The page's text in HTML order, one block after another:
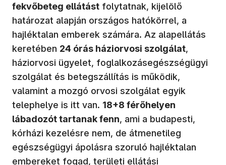
fekvőbeteg ellátást folytatnak, kijelölő
határozat alapján országos hatókörrel, a
hajléktalan emberek számára. Az alapellátás
keretében 24 órás háziorvosi szolgálat,
háziorvosi ügyelet, foglalkozásegészségügyi
szolgálat és betegszállítás is működik,
valamint a mozgó orvosi szolgálat egyik
telephelye is itt van. 18+8 férőhelyen
lábadozót tartanak fenn, ami a budapesti,
kórházi kezelésre nem, de átmenetileg
egészségügyi ápolásra szoruló hajléktalan
embereket fogad, területi ellátási